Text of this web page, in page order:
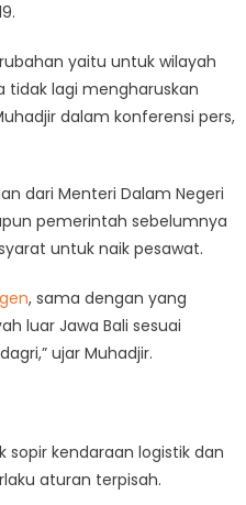
yaitu untuk wilayah
tidak lagi mengharuskan
dalam konferensi pers,
dari Menteri Dalam Negeri
pemerintah sebelumnya
untuk naik pesawat.
, sama dengan yang
luar Jawa Bali sesuai
ujar Muhadjir.
kendaraan logistik dan
aturan terpisah.